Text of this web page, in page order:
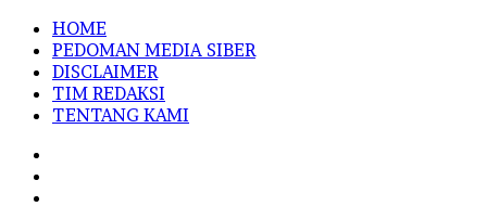
HOME
PEDOMAN MEDIA SIBER
DISCLAIMER
TIM REDAKSI
TENTANG KAMI